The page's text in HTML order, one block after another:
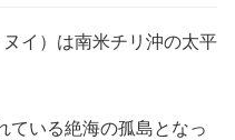
イ）は南米チリ沖の太平
いる絶海の孤島となっ